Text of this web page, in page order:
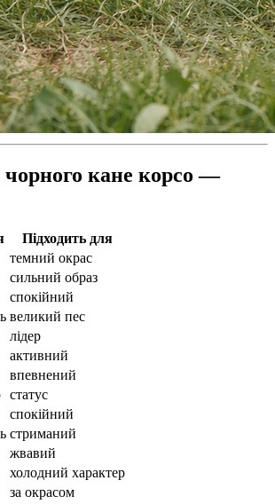
кане корсо —
Підходить для
темний окрас
сильний образ
спокійний
великий пес
лідер
активний
впевнений
статус
спокійний
стриманий
жвавий
холодний характер
за окрасом